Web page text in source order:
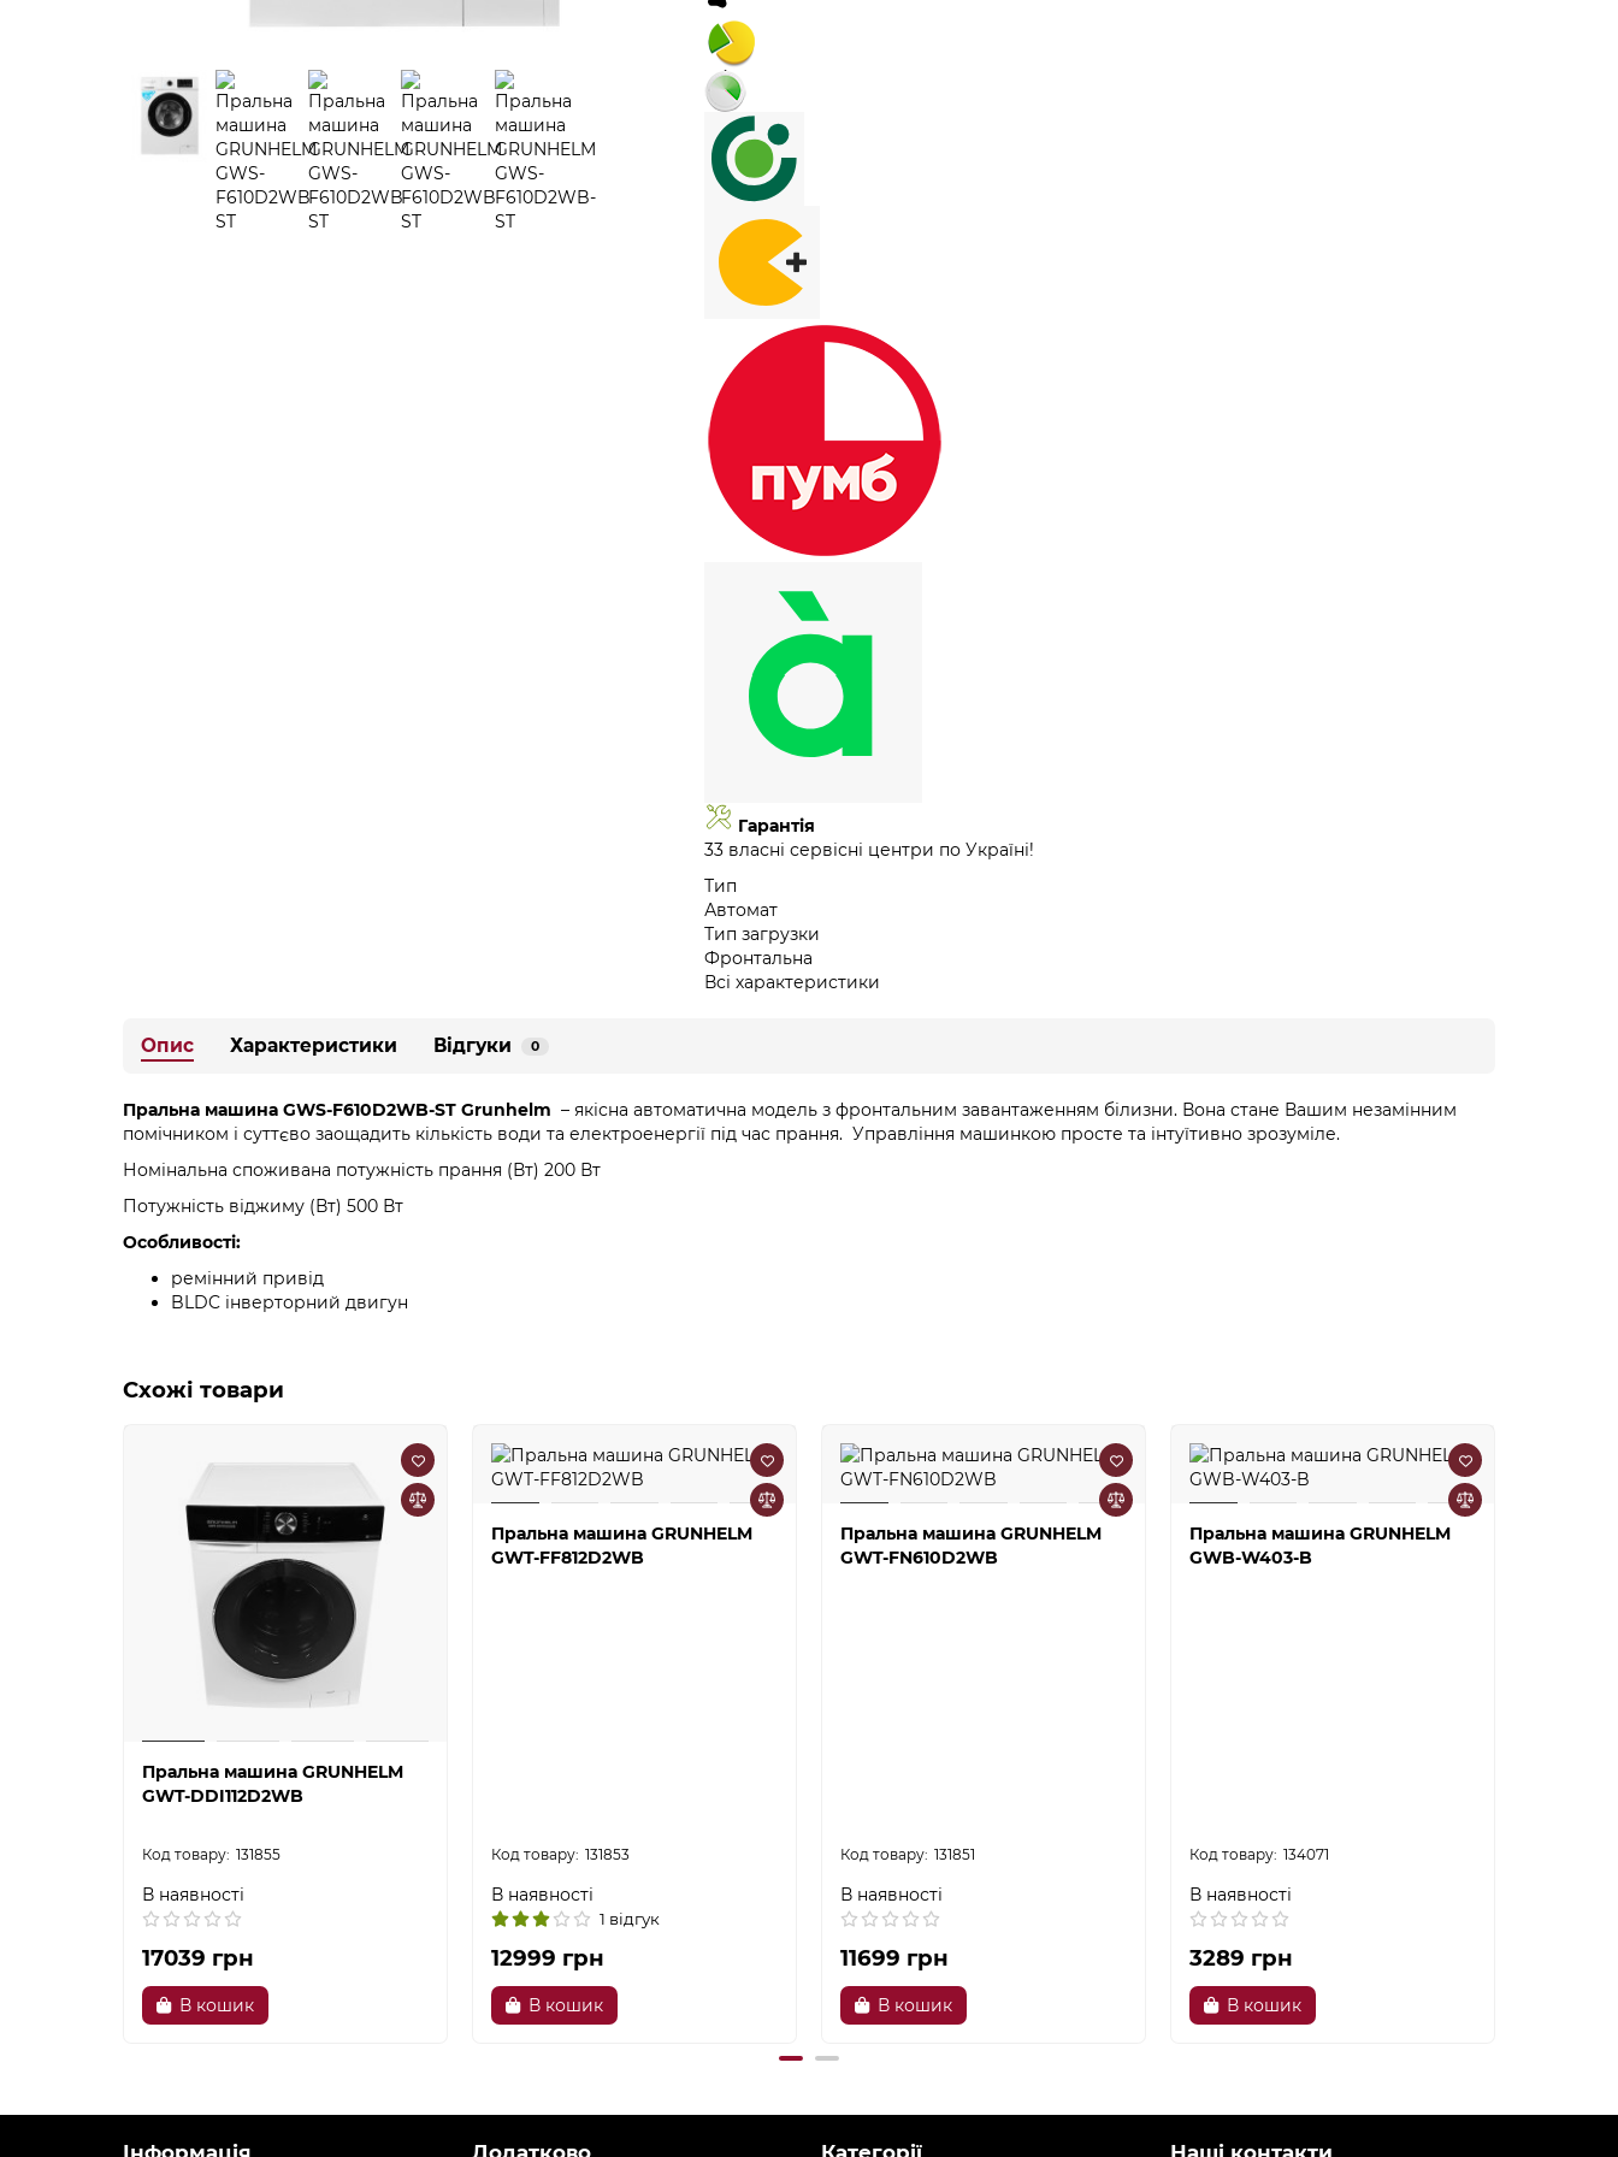
Гарантія
33 власні сервісні центри по Україні!
Тип
Автомат
Тип загрузки
Фронтальна
Всі характеристики
Опис Характеристики Відгуки 0
Пральна машина GWS-F610D2WB-ST Grunhelm – якісна автоматична модель з фронтальним завантаженням білизни. Вона стане Вашим незамінним
помічником і суттєво заощадить кількість води та електроенергії під час прання. Управління машинкою просте та інтуїтивно зрозуміле.
Номінальна споживана потужність прання (Вт) 200 Вт
Потужність віджиму (Вт) 500 Вт
Особливості:
ремінний привід
BLDC інверторний двигун
Схожі товари
Пральна машина GRUNHELM
GWT-DDI112D2WB
131855
В наявності
17039 грн
В кошик
Пральна машина GRUNHELM
GWT-FF812D2WB
131853
В наявності
1 відгук
12999 грн
В кошик
Пральна машина GRUNHELM
GWT-FN610D2WB
131851
В наявності
11699 грн
В кошик
Пральна машина GRUNHELM
GWB-W403-B
134071
В наявності
3289 грн
В кошик